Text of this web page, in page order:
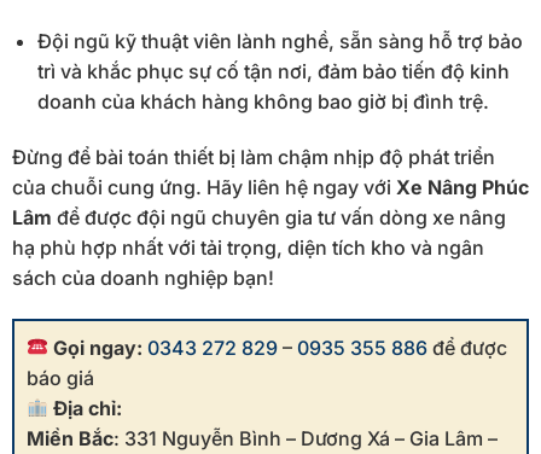
Đội ngũ kỹ thuật viên lành nghề, sẵn sàng hỗ trợ bảo
trì và khắc phục sự cố tận nơi, đảm bảo tiến độ kinh
doanh của khách hàng không bao giờ bị đình trệ.
Đừng để bài toán thiết bị làm chậm nhịp độ phát triển
của chuỗi cung ứng. Hãy liên hệ ngay với Xe Nâng Phúc
Lâm để được đội ngũ chuyên gia tư vấn dòng xe nâng
hạ phù hợp nhất với tải trọng, diện tích kho và ngân
sách của doanh nghiệp bạn!
Gọi ngay: 0343 272 829 –0935 355 886 để được
báo giá
Địa chỉ:
Miền Bắc: 331 Nguyễn Bình – Dương Xá – Gia Lâm –